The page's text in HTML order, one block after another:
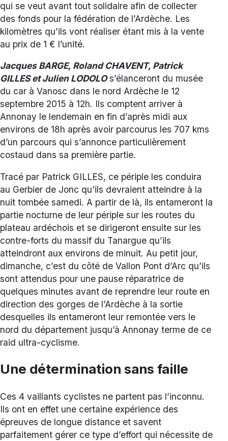
qui se veut avant tout solidaire afin de collecter
des fonds pour la fédération de l’Ardèche. Les
kilomètres qu’ils vont réaliser étant mis à la vente
au prix de 1 € l’unité.
Jacques BARGE, Roland CHAVENT, Patrick
GILLES et Julien LODOLOs’élanceront du musée
du car à Vanosc dans le nord Ardèche le 12
septembre 2015 à 12h. Ils comptent arriver à
Annonay le lendemain en fin d’après midi aux
environs de 18h après avoir parcourus les 707 kms
d’un parcours qui s’annonce particulièrement
costaud dans sa première partie.
Tracé par Patrick GILLES, ce périple les conduira
au Gerbier de Jonc qu’ils devraient atteindre à la
nuit tombée samedi. A partir de là, ils entameront la
partie nocturne de leur périple sur les routes du
plateau ardéchois et se dirigeront ensuite sur les
contre-forts du massif du Tanargue qu’ils
atteindront aux environs de minuit. Au petit jour,
dimanche, c’est du côté de Vallon Pont d’Arc qu’ils
sont attendus pour une pause réparatrice de
quelques minutes avant de reprendre leur route en
direction des gorges de l’Ardèche à la sortie
desquelles ils entameront leur remontée vers le
nord du département jusqu’à Annonay terme de ce
raid ultra-cyclisme.
Une détermination sans faille
Ces 4 vaillants cyclistes ne partent pas l’inconnu.
Ils ont en effet une certaine expérience des
épreuves de longue distance et savent
parfaitement gérer ce type d’effort qui nécessite de